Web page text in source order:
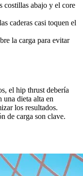
costillas abajo y el core
caderas casi toquen el
la carga para evitar
el hip thrust debería
dieta alta en
los resultados.
de carga son clave.